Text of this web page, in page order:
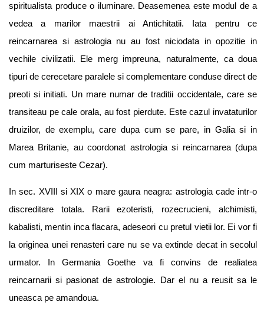
spiritualista produce o iluminare. Deasemenea este modul de a
vedea a marilor maestrii ai Antichitatii. Iata pentru ce
reincarnarea si astrologia nu au fost niciodata in opozitie in
vechile civilizatii. Ele merg impreuna, naturalmente, ca doua
tipuri de cerecetare paralele si complementare conduse direct de
preoti si initiati. Un mare numar de traditii occidentale, care se
transiteau pe cale orala, au fost pierdute. Este cazul invataturilor
druizilor, de exemplu, care dupa cum se pare, in Galia si in
Marea Britanie, au coordonat astrologia si reincarnarea (dupa
cum marturiseste Cezar).
In sec. XVIII si XIX o mare gaura neagra: astrologia cade intr-o
discreditare totala. Rarii ezoteristi, rozecrucieni, alchimisti,
kabalisti, mentin inca flacara, adeseori cu pretul vietii lor. Ei vor fi
la originea unei renasteri care nu se va extinde decat in secolul
urmator. In Germania Goethe va fi convins de realiatea
reincarnarii si pasionat de astrologie. Dar el nu a reusit sa le
uneasca pe amandoua.